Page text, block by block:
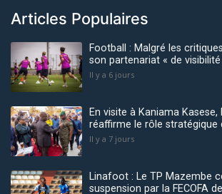
Articles Populaires
Football : Malgré les
son partenariat « de
Il y a 6 jours
En visite à Kaniama Kasese,
réaffirme le rôle stratégique
Il y a 7 jours
Linafoot : Le TP Mazembe
suspension par la FECOFA